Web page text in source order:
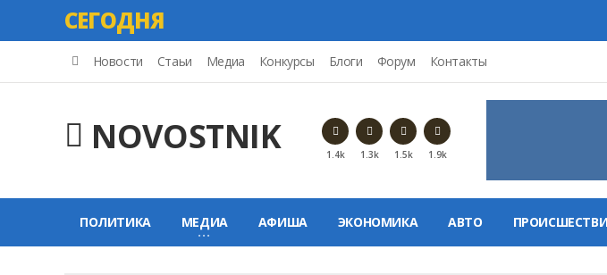
СЕГОДНЯ
Новости Стаьи Медиа Конкурсы Блоги Форум Контакты
NOVOSTNIK 1.4k 1.3k 1.5k 1.9k
ПОЛИТИКА МЕДИА АФИША ЭКОНОМИКА АВТО